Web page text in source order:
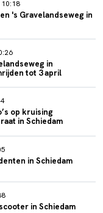
's Gravelandseweg in
in
tot 3 april
op kruising
in Schiedam
in Schiedam
in Schiedam